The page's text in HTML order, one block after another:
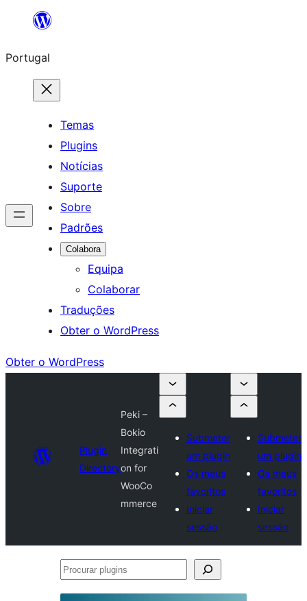
Saltar
o
conteúdo
Portugal
Temas
Plugins
Notícias
Suporte
Sobre
Padrões
Colabora
Equipa
Colaborar
Traduções
Obter o WordPress
Obter o WordPress
Plugin
Directory
Peki –
Bokio
Integrati
on for
WooCo
mmerce
Submeter
um plugin
Os meus
favoritos
Iniciar
sessão
Submeter
um plugin
Os meus
favoritos
Iniciar
sessão
Procurar